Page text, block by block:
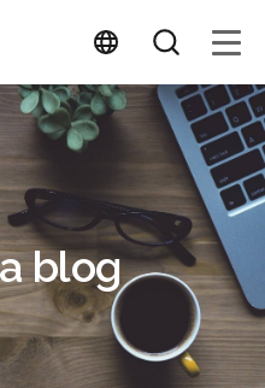
blog